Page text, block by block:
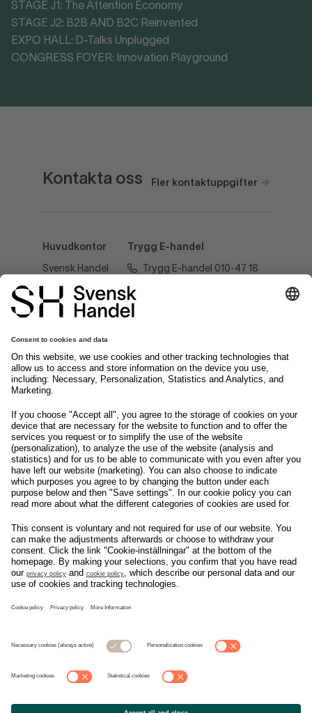
STAGE J1: The Attention Economy
STAGE J2: B2B AND B2C Reinvented
EXPO HALL: D-Talks Unplugged
CONGRESS FOYER: Innovation Playground
Kontakta oss Fler kontaktuppgifter
Huvudkontor
Svensk Handel
Regeringsgatan
Stockholm
Trygg E-handel
Trygg E-handel 010-47 18
tryggehandel@svenskhandel.se
Följ oss på
Om svensk Handel
Jobba hos oss
Kontakta oss
Organisation
Privacy Policy
Cookie Policy
Privacy Settings
Nyhetscenter
Artiklar
Nyheter
Press
Pressmeddelanden
mer på
nyhetssida